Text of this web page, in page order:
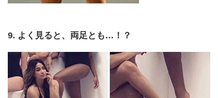
9. よく見ると、両足とも…！？